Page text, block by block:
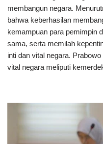
membangun negara.
bahwa keberhasilan
kemampuan para pemimpin
sama, serta memilah
inti dan vital negara.
vital negara meliputi